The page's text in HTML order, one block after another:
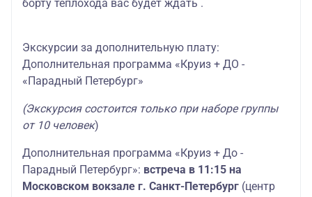
борту теплохода вас будет ждать .
Экскурсии за дополнительную плату:
Дополнительная программа «Круиз + ДО -
«Парадный Петербург»
(Экскурсия состоится только при наборе группы
от 10 человек)
Дополнительная программа «Круиз + До -
Парадный Петербург»: встреча в 11:15 на
Московском вокзале г. Санкт-Петербург (центр